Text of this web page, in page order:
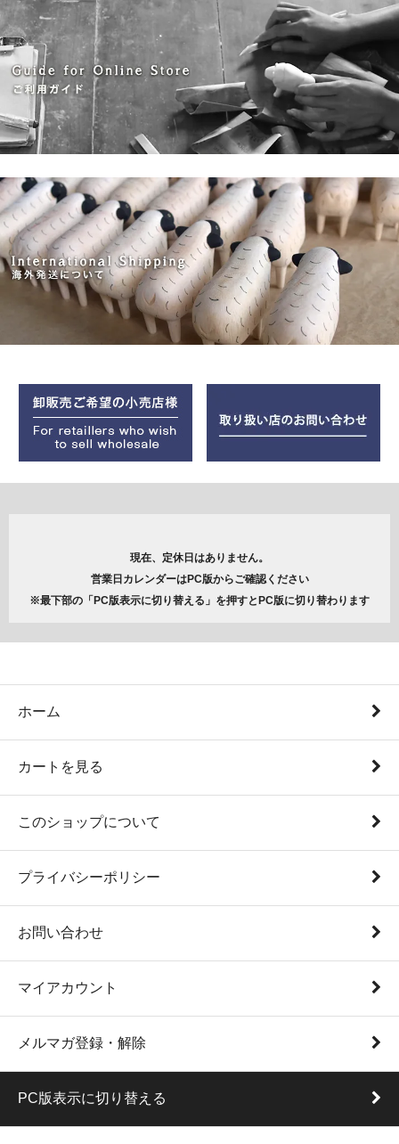
現在、定休日はありません。
営業日カレンダーはPC版からご確認ください
※最下部の「PC版表示に切り替える」を押すとPC版に切り替わります
ホーム
カートを見る
このショップについて
プライバシーポリシー
お問い合わせ
マイアカウント
メルマガ登録・解除
PC版表示に切り替える